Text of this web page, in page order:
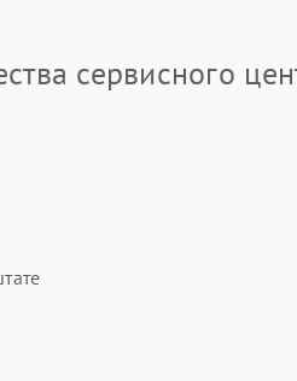
сервисного